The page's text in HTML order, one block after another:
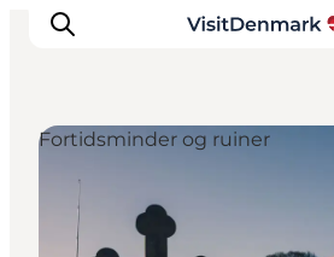
Inspiration
Destinationer
Fortidsminder og ruiner